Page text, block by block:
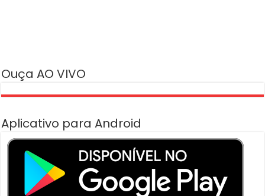
Ouça AO VIVO
Aplicativo para Android